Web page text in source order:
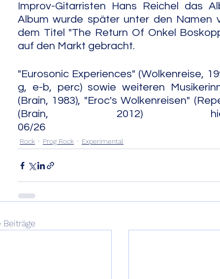
Improv-Gitarristen Hans Reichel das
Album wurde später unter den Namen
dem Titel "The Return Of Onkel
auf den Markt gebracht.
"Eurosonic Experiences" (Wolkenreise,
g, e-b, perc) sowie weiteren
(Brain, 1983), "Eroc's Wolkenreisen"
(Brain, 2012)
06/26
Rock Prog Rock Experimental